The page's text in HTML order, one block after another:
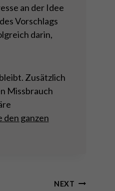
an der Idee
Vorschlags
darin,
Zusätzlich
Missbrauch
den ganzen
NEXT